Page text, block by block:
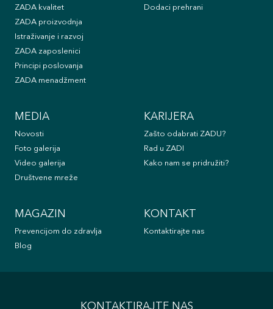
ZADA kvalitet
ZADA proizvodnja
Istraživanje i razvoj
ZADA zaposlenici
Principi poslovanja
ZADA menadžment
Dodaci prehrani
MEDIA
Novosti
Foto galerija
Video galerija
Društvene mreže
KARIJERA
Zašto odabrati ZADU?
Rad u ZADI
Kako nam se pridružiti?
MAGAZIN
Prevencijom do zdravlja
Blog
KONTAKT
Kontaktirajte nas
KONTAKTIRAJTE NAS